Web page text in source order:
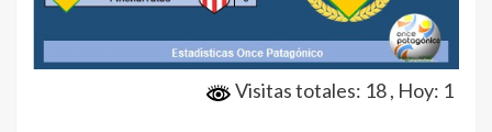
Visitas totales: 18, Hoy: 1